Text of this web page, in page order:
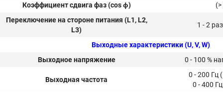
Коэффициент сдвига фаз (cos ϕ)
Переключение на стороне питания (L1, L2,
L3)
1 - 2
Выходные характеристики (U, V, W)
Выходное напряжение
0 - 100 %
Выходная частота
0 - 200 Гц
0 - 400